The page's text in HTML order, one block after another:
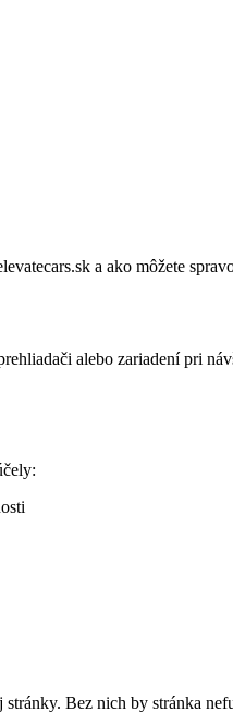
a ako môžete
alebo zariadení pri
Bez nich by stránka